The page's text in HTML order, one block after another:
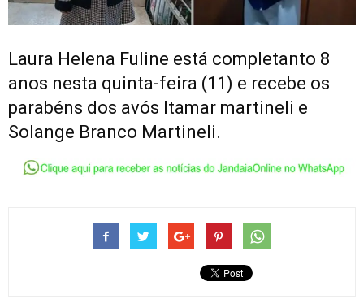
Laura Helena Fuline está completanto 8
anos nesta quinta-feira (11) e recebe os
parabéns dos avós Itamar martineli e
Solange Branco Martineli.